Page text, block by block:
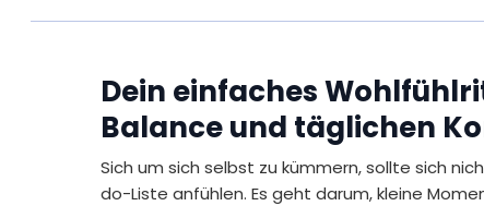
Dein einfaches
Balance und täglichen
Sich um sich selbst zu kümmern, sollte sich
do-Liste anfühlen. Es geht darum, kleine